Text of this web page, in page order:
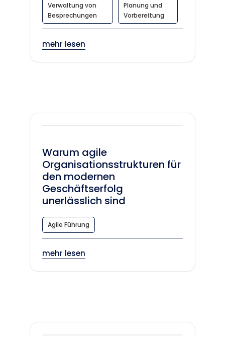
Verwaltung von
Besprechungen
Planung und
Vorbereitung
mehr lesen
Warum agile
Organisationsstrukturen für
den modernen
Geschäftserfolg
unerlässlich sind
Agile Führung
mehr lesen